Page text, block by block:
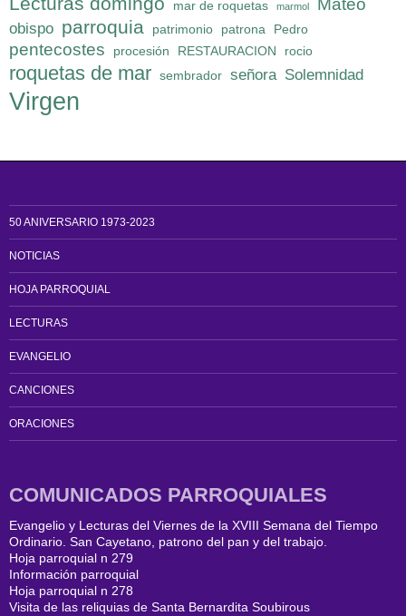
mar de roquetas marmol Mateo
obispo parroquia patrimonio patrona Pedro
pentecostes procesión RESTAURACION rocio
roquetas de mar sembrador señora Solemnidad
Virgen
50 ANIVERSARIO 1973-2023
NOTICIAS
HOJA PARROQUIAL
LECTURAS
EVANGELIO
CANCIONES
ORACIONES
COMUNICADOS PARROQUIALES
Evangelio y Lecturas del Viernes de la XVIII Semana del Tiempo
Ordinario. San Cayetano, patrono del pan y del trabajo.
Hoja parroquial n 279
Información parroquial
Hoja parroquial n 278
Visita de las reliquias de Santa Bernardita Soubirous